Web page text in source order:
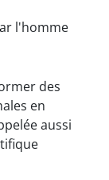
l'homme
des
en
aussi